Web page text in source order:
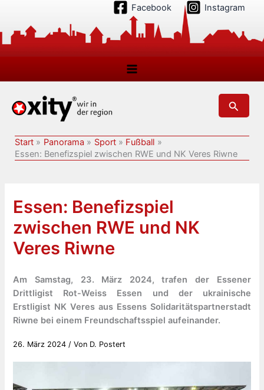
springen
Facebook Instagram
Suchen
Start Panorama Sport
Fußball
Essen: Benefizspiel zwischen RWE und NK Veres Riwne
Essen: Benefizspiel
zwischen RWE und NK
Veres Riwne
Am Samstag, 23. März 2024, trafen der Essener
Drittligist Rot-Weiss Essen und der ukrainische
Erstligist NK Veres aus Essens Solidaritätspartnerstadt
Riwne bei einem Freundschaftsspiel aufeinander.
26. März 2024 / Von D. Postert